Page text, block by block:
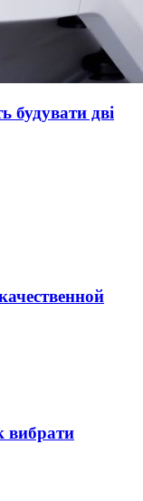
будувати дві
вибрати